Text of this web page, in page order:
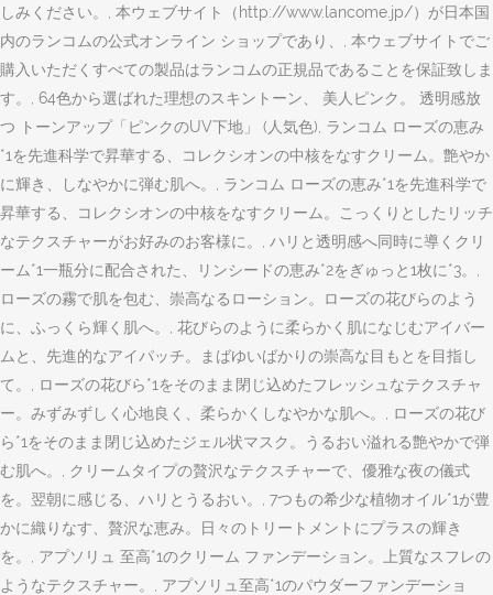
しみください。, 本ウェブサイト（http://www.lancome.jp/）が日本国
内のランコムの公式オンライン ショップであり、, 本ウェブサイトでご
購入いただくすべての製品はランコムの正規品であることを保証致しま
す。, 64色から選ばれた理想のスキントーン、 美人ピンク。 透明感放
つ トーンアップ「ピンクのUV下地」 (人気色), ランコム ローズの恵み
*1を先進科学で昇華する、コレクシオンの中核をなすクリーム。艶やか
に輝き、しなやかに弾む肌へ。, ランコム ローズの恵み*1を先進科学で
昇華する、コレクシオンの中核をなすクリーム。こっくりとしたリッチ
なテクスチャーがお好みのお客様に。, ハリと透明感へ同時に導くクリ
ーム*1一瓶分に配合された、リンシードの恵み*2をぎゅっと1枚に*3。,
ローズの霧で肌を包む、崇高なるローション。ローズの花びらのよう
に、ふっくら輝く肌へ。, 花びらのように柔らかく肌になじむアイバー
ムと、先進的なアイパッチ。まばゆいばかりの崇高な目もとを目指し
て。, ローズの花びら*1をそのまま閉じ込めたフレッシュなテクスチャ
ー。みずみずしく心地良く、柔らかくしなやかな肌へ。, ローズの花び
ら*1をそのまま閉じ込めたジェル状マスク。うるおい溢れる艶やかで弾
む肌へ。, クリームタイプの贅沢なテクスチャーで、優雅な夜の儀式
を。翌朝に感じる、ハリとうるおい。, 7つもの希少な植物オイル*1が豊
かに織りなす、贅沢な恵み。日々のトリートメントにプラスの輝き
を。, アプソリュ 至高*1のクリーム ファンデーション。上質なスフレの
ようなテクスチャー。, アプソリュ至高*1のパウダーファンデーショ